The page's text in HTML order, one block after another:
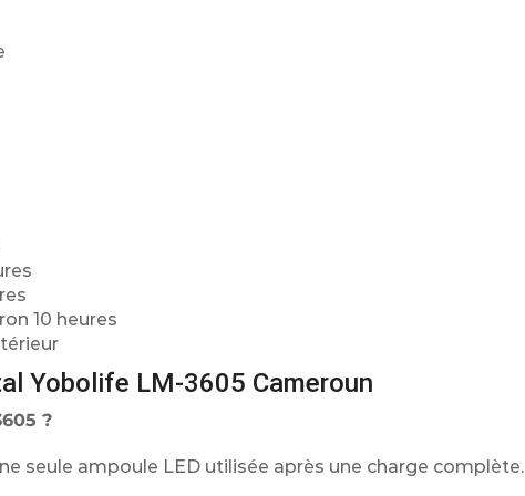
10 heures
Yobolife LM-3605 Cameroun
?
seule ampoule LED utilisée après une charge complète.